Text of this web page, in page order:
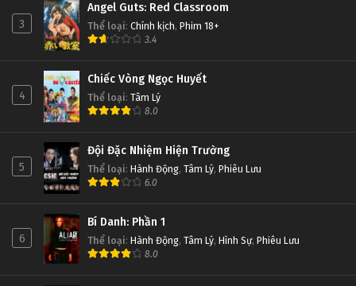
3
Angel Guts: Red Classroom
Thể loại: Chính kịch, Phim 18+
3.4
4
Chiếc Vòng Ngọc Huyết
Thể loại: Tâm Lý
8.0
5
Đội Đặc Nhiệm Hiện Trường
Thể loại: Hành Động, Tâm Lý, Phiêu Lưu
6.0
6
Bí Danh: Phần 1
Thể loại: Hành Động, Tâm Lý, Hình Sự, Phiêu Lưu
8.0